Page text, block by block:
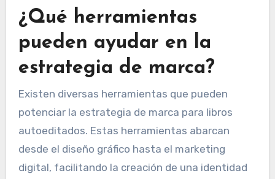
¿Qué herramientas
pueden ayudar en la
estrategia de marca?
Existen diversas herramientas que pueden
potenciar la estrategia de marca para libros
autoeditados. Estas herramientas abarcan
desde el diseño gráfico hasta el marketing
digital, facilitando la creación de una identidad